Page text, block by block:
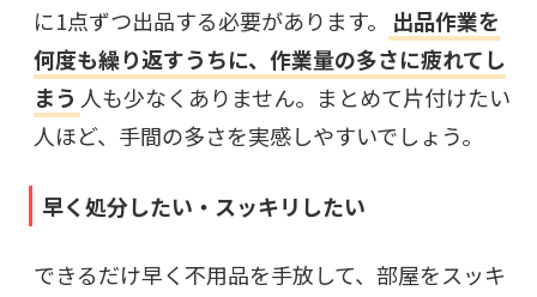
に1点ずつ出品する必要があります。
出品作業を
何度も繰り返すうちに、作業量の多さに疲れてし
まう 人も少なくありません。まとめて片付けたい
人ほど、手間の多さを実感しやすいでしょう。
早く処分したい・スッキリしたい
できるだけ早く不用品を手放して、部屋をスッキ